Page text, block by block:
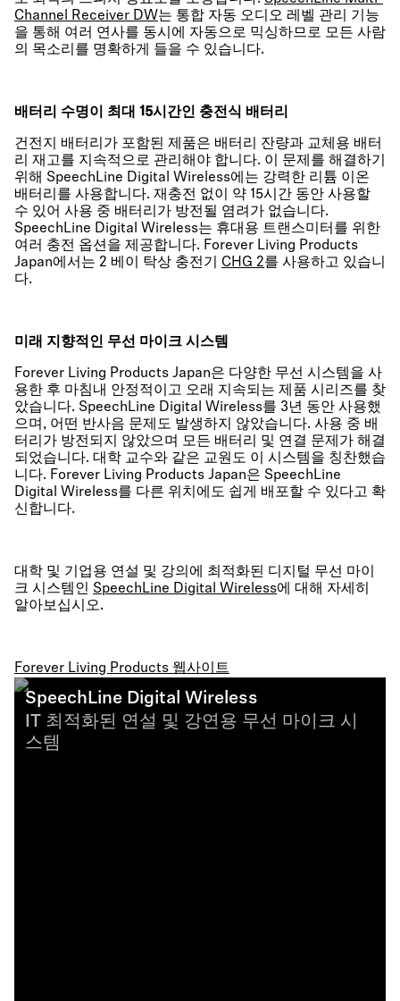
Channel Receiver DW는 통합 자동 오디오 레벨 관리 기능
을 통해 여러 연사를 동시에 자동으로 믹싱하므로 모든 사람
의 목소리를 명확하게 들을 수 있습니다.
배터리 수명이 최대 15시간인 충전식 배터리
건전지 배터리가 포함된 제품은 배터리 잔량과 교체용 배터
리 재고를 지속적으로 관리해야 합니다. 이 문제를 해결하기
위해 SpeechLine Digital Wireless에는 강력한 리튬 이온
배터리를 사용합니다. 재충전 없이 약 15시간 동안 사용할
수 있어 사용 중 배터리가 방전될 염려가 없습니다.
SpeechLine Digital Wireless는 휴대용 트랜스미터를 위한
여러 충전 옵션을 제공합니다. Forever Living Products
Japan에서는 2 베이 탁상 충전기 CHG 2를 사용하고 있습니
다.
미래 지향적인 무선 마이크 시스템
Forever Living Products Japan은 다양한 무선 시스템을 사
용한 후 마침내 안정적이고 오래 지속되는 제품 시리즈를 찾
았습니다. SpeechLine Digital Wireless를 3년 동안 사용했
으며, 어떤 반사음 문제도 발생하지 않았습니다. 사용 중 배
터리가 방전되지 않았으며 모든 배터리 및 연결 문제가 해결
되었습니다. 대학 교수와 같은 교원도 이 시스템을 칭찬했습
니다. Forever Living Products Japan은 SpeechLine
Digital Wireless를 다른 위치에도 쉽게 배포할 수 있다고 확
신합니다.
대학 및 기업용 연설 및 강의에 최적화된 디지털 무선 마이
크 시스템인 SpeechLine Digital Wireless에 대해 자세히
알아보십시오.
Forever Living Products 웹사이트
SpeechLine Digital Wireless
IT 최적화된 연설 및 강연용 무선 마이크 시
스템